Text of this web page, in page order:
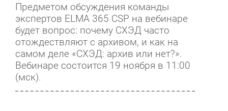
Предметом обсуждения команды
экспертов ELMA 365 CSP на вебинаре
будет вопрос: почему СХЭД часто
отождествляют с архивом, и как на
самом деле «СХЭД: архив или нет?».
Вебинаре состоится 19 ноября в 11:00
(мск).